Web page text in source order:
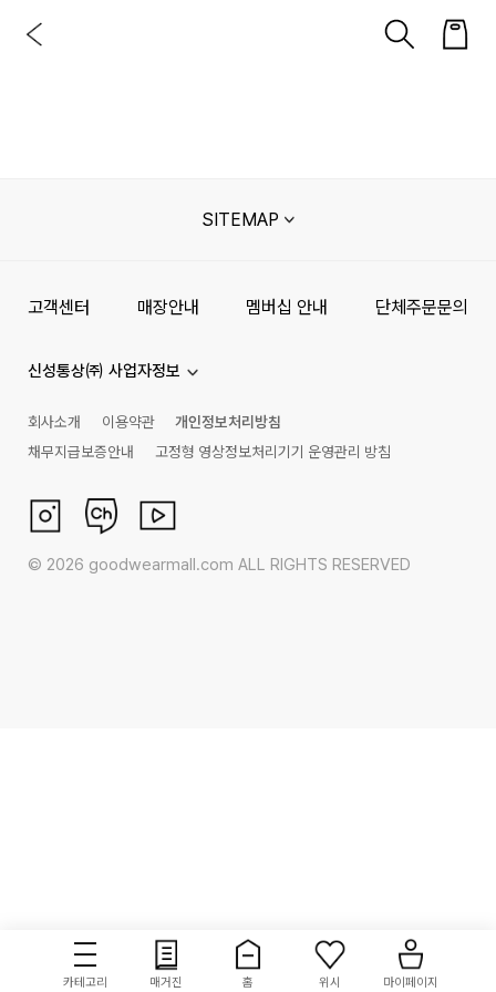
카테고리 매거진 홈 위시 마이페이지
SITEMAP
고객센터 매장안내 멤버십 안내 단체주문문의
신성통상㈜ 사업자정보
회사소개 이용약관
개인정보처리방침
채무지급보증안내
고정형 영상정보처리기기 운영관리 방침
© 2026 goodwearmall.com ALL RIGHTS RESERVED